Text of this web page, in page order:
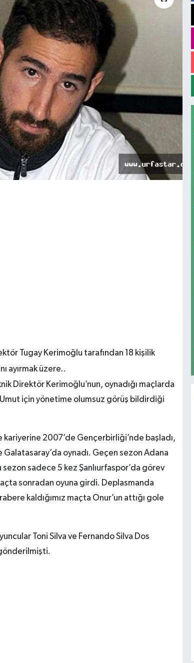
Tugay Kerimoğlu tarafından 18 kişilik
ayırmak üzere..
Direktör Kerimoğlu’nun, oynadığı maçlarda
için yönetime olumsuz görüş bildirdiği
kariyerine 2007’de Gençerbirliği’nde başladı,
Galatasaray’da oynadı. Geçen sezon Adana
sezon sadece 5 kez Şanlıurfaspor’da görev
sonradan oyuna girdi. Deplasmanda
kaldığımız maçta Onur’un attığı gole
Toni Silva ve Fernando Silva Dos